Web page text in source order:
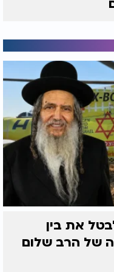
"אני זמר דתי - אבל
טוב בעולם. המוזיקה
את זה."
את בין
של הרב שלום